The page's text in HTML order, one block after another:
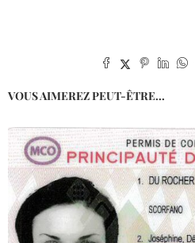
VOUS AIMEREZ PEUT-ÊTRE...